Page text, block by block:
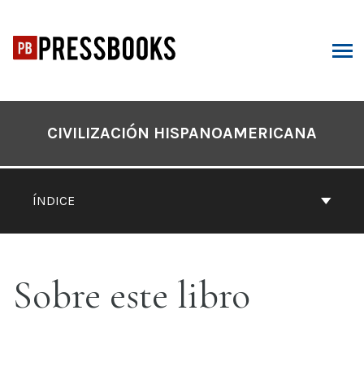
contenido
ÍNDICE
CIVILIZACIÓN HISPANOAMERICANA
Sobre este libro